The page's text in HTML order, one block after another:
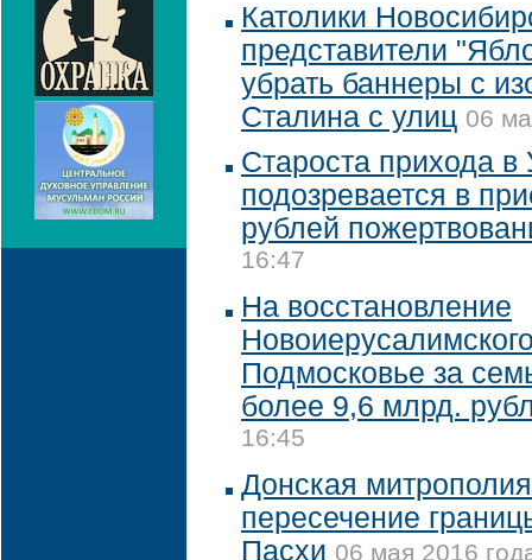
Католики
представители
убрать баннеры с
Сталина с улиц 06
Староста прихода в
подозревается в
рублей
16:47
На восстановление
Подмосковье за
более 9,6 млрд.
16:45
Донская
пересечение
Пасхи 06 мая 2016